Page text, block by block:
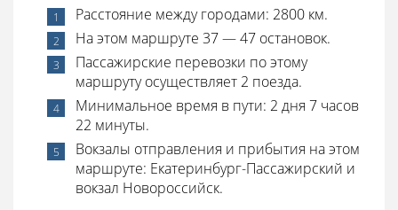
Расстояние между городами: 2800 км.
На этом маршруте 37 — 47 остановок.
Пассажирские перевозки по этому
маршруту осуществляет 2 поезда.
Минимальное время в пути: 2 дня 7 часов
22 минуты.
Вокзалы отправления и прибытия на этом
маршруте: Екатеринбург-Пассажирский и
вокзал Новороссийск.